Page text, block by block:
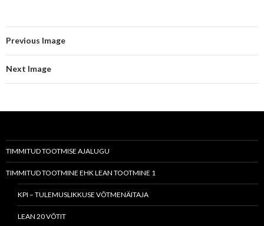
Previous Image
Next Image
TIMMITUD TOOTMISE AJALUGU
TIMMITUD TOOTMINE EHK LEAN TOOTMINE 1
KPI – TULEMUSLIKKUSE VÕTMENÄITAJA
LEAN 20 VÕTIT